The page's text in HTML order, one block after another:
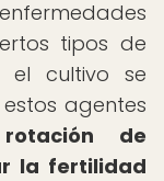
tipos de
cultivo se
agentes
de
la fertilidad